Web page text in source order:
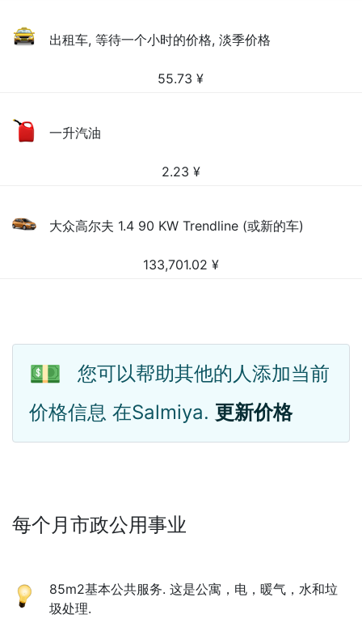
出租车, 等待一个小时的价格, 淡季价格
55.73 ¥
一升汽油
2.23 ¥
大众高尔夫 1.4 90 KW Trendline (或新的车)
133,701.02 ¥
💵
您可以帮助其他的人添加当前
价格信息 在Salmiya. 更新价格
每个月市政公用事业
85m2基本公共服务. 这是公寓，电，暖气，水和垃
圾处理.